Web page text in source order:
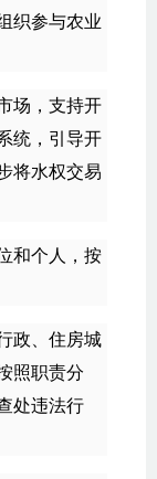
织参与农业
，支持开
统，引导开
将水权交易
个人，按
、住房城
照职责分
处违法行